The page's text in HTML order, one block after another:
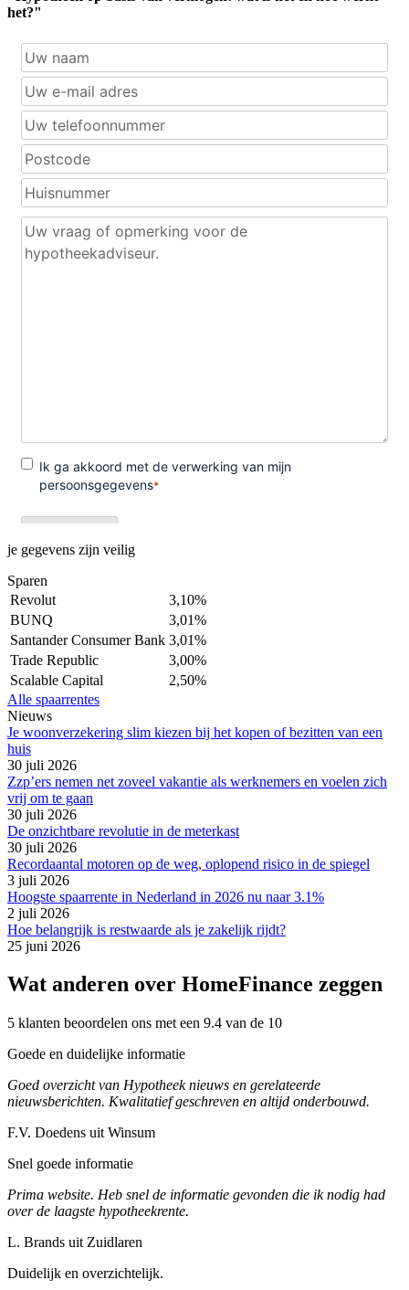
het?"
je gegevens zijn veilig
Sparen
Revolut
3,10%
BUNQ
3,01%
Santander Consumer Bank 3,01%
Trade Republic
3,00%
Scalable Capital
2,50%
Alle spaarrentes
Nieuws
Je woonverzekering slim kiezen bij het kopen of bezitten van een
huis
30 juli 2026
Zzp’ers nemen net zoveel vakantie als werknemers en voelen zich
vrij om te gaan
30 juli 2026
De onzichtbare revolutie in de meterkast
30 juli 2026
Recordaantal motoren op de weg, oplopend risico in de spiegel
3 juli 2026
Hoogste spaarrente in Nederland in 2026 nu naar 3.1%
2 juli 2026
Hoe belangrijk is restwaarde als je zakelijk rijdt?
25 juni 2026
Wat anderen over HomeFinance zeggen
5 klanten beoordelen ons met een 9.4 van de 10
Goede en duidelijke informatie
Goed overzicht van Hypotheek nieuws en gerelateerde
nieuwsberichten. Kwalitatief geschreven en altijd onderbouwd.
F.V. Doedens uit Winsum
Snel goede informatie
Prima website. Heb snel de informatie gevonden die ik nodig had
over de laagste hypotheekrente.
L. Brands uit Zuidlaren
Duidelijk en overzichtelijk.